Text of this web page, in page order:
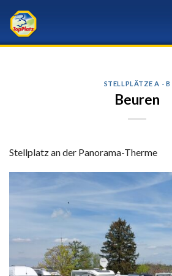
content
STELLPLÄTZE A - B
Beuren
Stellplatz an der Panorama-Therme